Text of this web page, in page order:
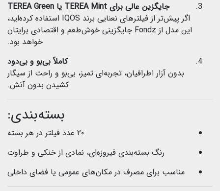
جایگزین عالی برای TEREA Mint یا TEREA Green
اگر پیش‌تر از فیلترهای نعنایی برند IQOS استفاده کرده‌اید،
این مدل از Fondz جایگزینی خوش‌طعم و اقتصادی برایتان
خواهد بود.
کاملاً بی‌بو و بی‌دود
بدون آزار اطرافیان، تجربه‌ای تمیز، بی‌بو و راحت از سیگار
کشیدن بدون آتش.
بسته‌بندی:
۲۰ عدد فیلتر در هر بسته
رنگ بسته‌بندی فیروزه‌ای، نمادی از خنکی و طراوت
مناسب برای مصرف در مکان‌های عمومی یا فضای داخلی